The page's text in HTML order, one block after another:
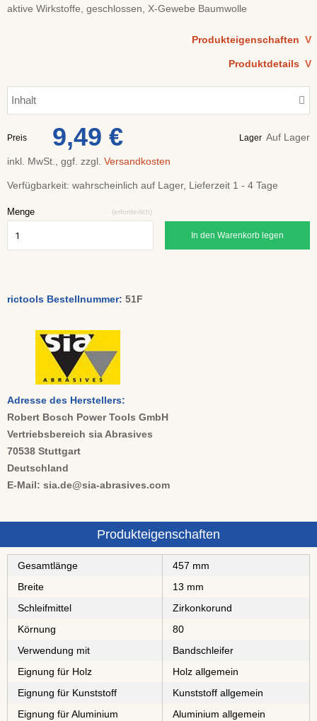
aktive Wirkstoffe, geschlossen, X-Gewebe Baumwolle
Produkteigenschaften V
Produktdetails V
Inhalt
Preis 9,49 € Lager Auf Lager
inkl. MwSt., ggf. zzgl. Versandkosten
Verfügbarkeit: wahrscheinlich auf Lager, Lieferzeit 1 - 4 Tage
Menge (erforderlich)
In den Warenkorb legen
rictools Bestellnummer: 51F
Adresse des Herstellers:
Robert Bosch Power Tools GmbH
Vertriebsbereich sia Abrasives
70538 Stuttgart
Deutschland
E-Mail: sia.de@sia-abrasives.com
Produkteigenschaften
Gesamtlänge
457 mm
Breite
13 mm
Schleifmittel
⁠⁠⁠⁠⁠Zirkonkorund
Körnung
80
Verwendung mit
Bandschleifer
Eignung für Holz
Holz allgemein
Eignung für Kunststoff
Kunststoff allgemein
Eignung für Aluminium
Aluminium allgemein